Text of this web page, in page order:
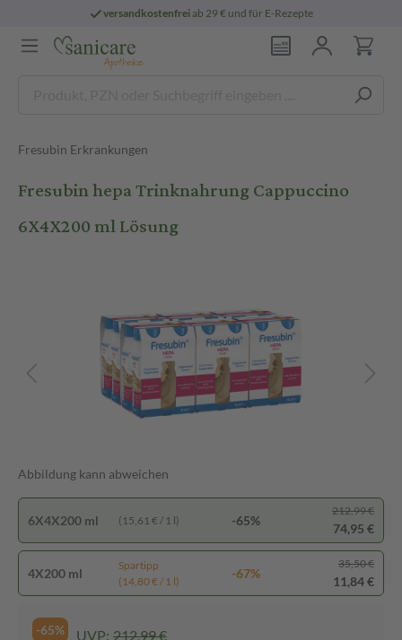
versandkostenfreiab 29 € und für E-Rezepte
Fresubin Erkrankungen
Fresubin hepa Trinknahrung Cappuccino
6X4X200 ml Lösung
Abbildung kann abweichen
6X4X200 ml (15,61 € / 1 l) -65%
212,99 €
74,95 €
4X200 ml
Spartipp
(14,80 € / 1 l)
-67%
35,50 €
11,84 €
-65% UVP: 212,99 €